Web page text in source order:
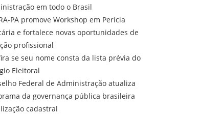
em todo o Brasil
PA promove Workshop em Perícia
e fortalece novas oportunidades de
profissional
se seu nome consta da lista prévia do
Eleitoral
Federal de Administração atualiza
da governança pública brasileira
cadastral